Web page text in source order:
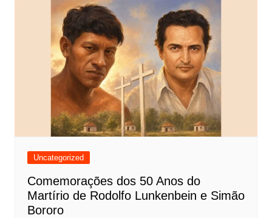
Uncategorized
Comemorações dos 50 Anos do
Martírio de Rodolfo Lunkenbein e Simão
Bororo